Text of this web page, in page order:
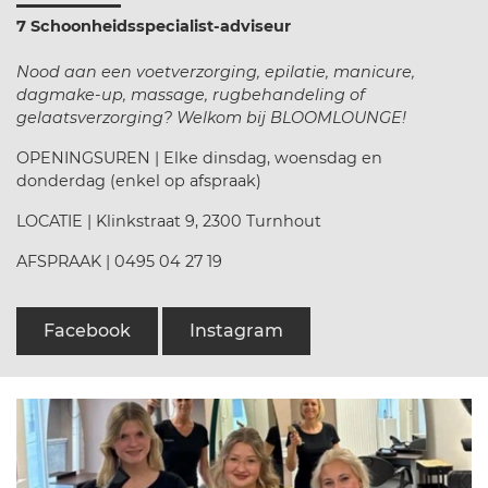
7 Schoonheidsspecialist-adviseur
Nood aan een voetverzorging, epilatie, manicure,
dagmake-up, massage, rugbehandeling of
gelaatsverzorging? Welkom bij BLOOMLOUNGE!
OPENINGSUREN | Elke dinsdag, woensdag en
donderdag (enkel op afspraak)
LOCATIE | Klinkstraat 9, 2300 Turnhout
AFSPRAAK | 0495 04 27 19
Facebook Instagram